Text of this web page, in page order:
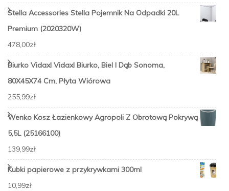
Stella Accessories Stella Pojemnik Na Odpadki 20L
Premium (2020320W)
478,00zł
Biurko Vidaxl Vidaxl Biurko, Biel I Dąb Sonoma,
80X45X74 Cm, Płyta Wiórowa
255,99zł
Wenko Kosz Łazienkowy Agropoli Z Obrotową Pokrywą
5,5L (25166100)
139,99zł
Kubki papierowe z przykrywkami 300ml
10,99zł